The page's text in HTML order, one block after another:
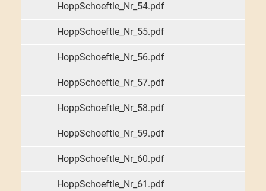
HoppSchoeftle_Nr_54.pdf
HoppSchoeftle_Nr_55.pdf
HoppSchoeftle_Nr_56.pdf
HoppSchoeftle_Nr_57.pdf
HoppSchoeftle_Nr_58.pdf
HoppSchoeftle_Nr_59.pdf
HoppSchoeftle_Nr_60.pdf
HoppSchoeftle_Nr_61.pdf